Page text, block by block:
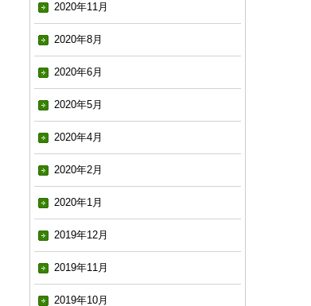
2020年11月
2020年8月
2020年6月
2020年5月
2020年4月
2020年2月
2020年1月
2019年12月
2019年11月
2019年10月